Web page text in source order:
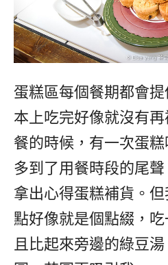
蛋糕區每個餐期都會
本上吃完好像就沒有
餐的時候，有一次蛋
多到了用餐時段的尾
拿出心得蛋糕補貨。
點好像就是個點綴，
且比起來旁邊的綠豆